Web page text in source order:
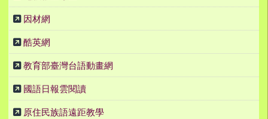
因材網
酷英網
教育部臺灣台語動畫網
國語日報雲閱讀
原住民族語遠距教學